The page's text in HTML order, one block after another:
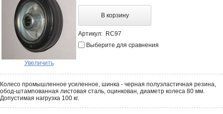
Увеличить
В корзину
Артикул: RС97
Выберите для сравнения
Колесо промышленное усиленное, шинка - черная полуэластичная резина,
обод-штампованная листовая сталь, оцинкован, диаметр колеса 80 мм.
Допустимая нагрузка 100 кг.